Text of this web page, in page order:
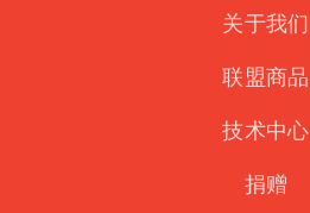
关于我们
联盟商品
技术中心
捐赠